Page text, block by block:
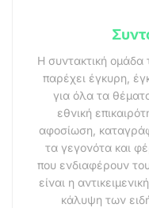
Η συντακτική
παρέχει έγκυρη,
για όλα τα
εθνική
αφοσίωση,
τα γεγονότα και
που ενδιαφέρουν
είναι η
κάλυψη των